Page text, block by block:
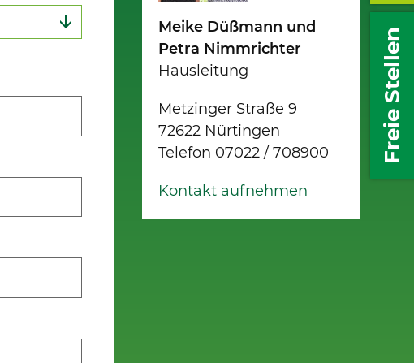
Meike Düßmann und
Petra Nimmrichter
Hausleitung
Metzinger Straße 9
72622 Nürtingen
Telefon 07022 / 708900
Kontakt aufnehmen
Freie Stellen